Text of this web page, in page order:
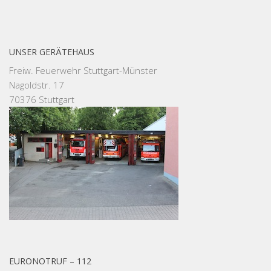
UNSER GERÄTEHAUS
Freiw. Feuerwehr Stuttgart-Münster
Nagoldstr. 17
70376 Stuttgart
EURONOTRUF – 112